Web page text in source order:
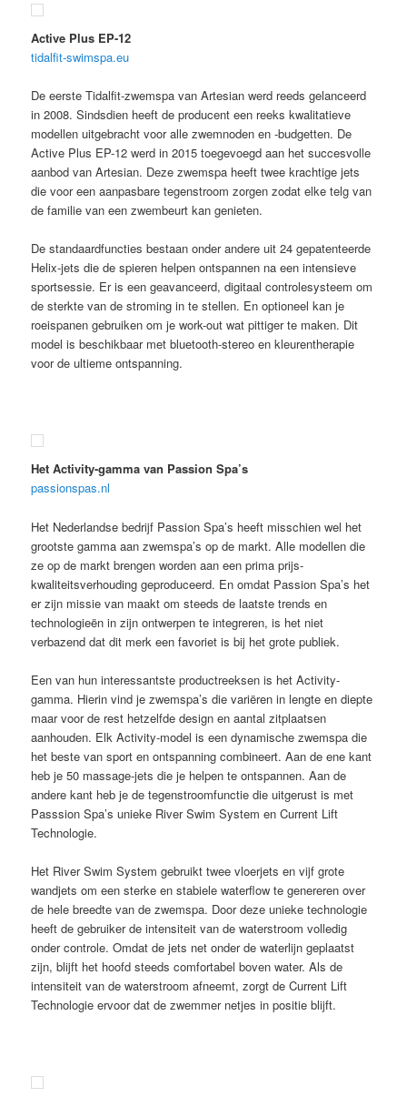
Active Plus EP-12
tidalfit-swimspa.eu
De eerste Tidalfit-zwemspa van Artesian werd reeds gelanceerd
in 2008. Sindsdien heeft de producent een reeks kwalitatieve
modellen uitgebracht voor alle zwemnoden en -budgetten. De
Active Plus EP-12 werd in 2015 toegevoegd aan het succesvolle
aanbod van Artesian. Deze zwemspa heeft twee krachtige jets
die voor een aanpasbare tegenstroom zorgen zodat elke telg van
de familie van een zwembeurt kan genieten.
De standaardfuncties bestaan onder andere uit 24 gepatenteerde
Helix-jets die de spieren helpen ontspannen na een intensieve
sportsessie. Er is een geavanceerd, digitaal controlesysteem om
de sterkte van de stroming in te stellen. En optioneel kan je
roeispanen gebruiken om je work-out wat pittiger te maken. Dit
model is beschikbaar met bluetooth-stereo en kleurentherapie
voor de ultieme ontspanning.
Het Activity-gamma van Passion Spa’s
passionspas.nl
Het Nederlandse bedrijf Passion Spa’s heeft misschien wel het
grootste gamma aan zwemspa’s op de markt. Alle modellen die
ze op de markt brengen worden aan een prima prijs-
kwaliteitsverhouding geproduceerd. En omdat Passion Spa’s het
er zijn missie van maakt om steeds de laatste trends en
technologieën in zijn ontwerpen te integreren, is het niet
verbazend dat dit merk een favoriet is bij het grote publiek.
Een van hun interessantste productreeksen is het Activity-
gamma. Hierin vind je zwemspa’s die variëren in lengte en diepte
maar voor de rest hetzelfde design en aantal zitplaatsen
aanhouden. Elk Activity-model is een dynamische zwemspa die
het beste van sport en ontspanning combineert. Aan de ene kant
heb je 50 massage-jets die je helpen te ontspannen. Aan de
andere kant heb je de tegenstroomfunctie die uitgerust is met
Passsion Spa’s unieke River Swim System en Current Lift
Technologie.
Het River Swim System gebruikt twee vloerjets en vijf grote
wandjets om een sterke en stabiele waterflow te genereren over
de hele breedte van de zwemspa. Door deze unieke technologie
heeft de gebruiker de intensiteit van de waterstroom volledig
onder controle. Omdat de jets net onder de waterlijn geplaatst
zijn, blijft het hoofd steeds comfortabel boven water. Als de
intensiteit van de waterstroom afneemt, zorgt de Current Lift
Technologie ervoor dat de zwemmer netjes in positie blijft.